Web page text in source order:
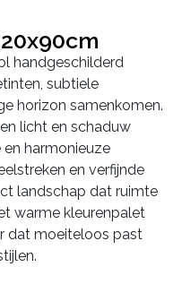
handgeschilderd
subtiele
horizon samenkomen.
licht en schaduw
harmonieuze
en verfijnde
landschap dat ruimte
warme kleurenpalet
dat moeiteloos past